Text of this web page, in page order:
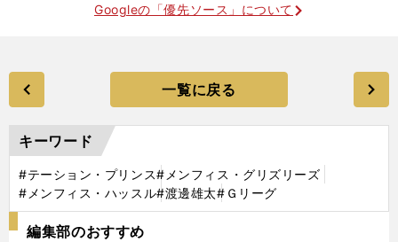
Googleの「優先ソース」について
一覧に戻る
キーワード
#テーション・プリンス#メンフィス・グリズリーズ
#メンフィス・ハッスル#渡邊雄太#Ｇリーグ
編集部のおすすめ